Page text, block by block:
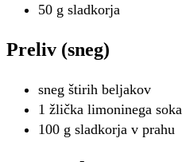
50 g sladkorja
Preliv (sneg)
sneg štirih beljakov
1 žlička limoninega soka
100 g sladkorja v prahu